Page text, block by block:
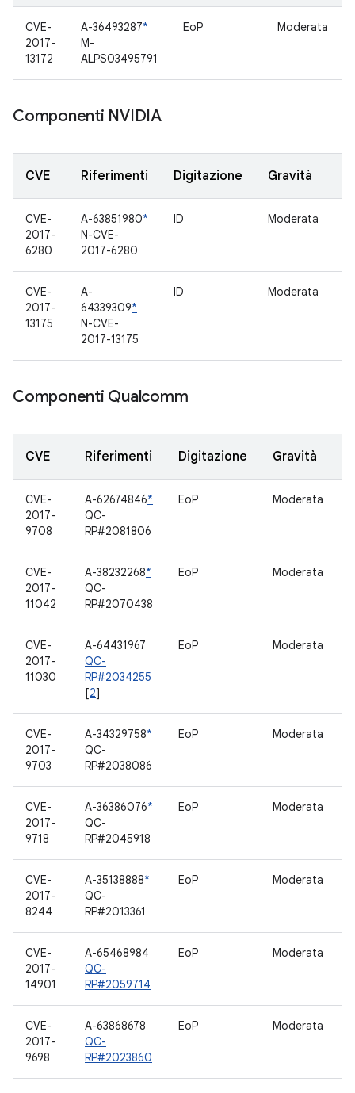
CVE-
2017-
13172
A-36493287*
M-
ALPS03495791
EoP Moderata
Componenti NVIDIA
CVE Riferimenti Digitazione Gravità
CVE-
2017-
6280
A-63851980*
N-CVE-
2017-6280
ID Moderata
CVE-
2017-
13175
A-
64339309*
N-CVE-
2017-13175
ID Moderata
Componenti Qualcomm
CVE Riferimenti Digitazione Gravità
CVE-
2017-
9708
A-62674846*
QC-
RP#2081806
EoP Moderata
CVE-
2017-
11042
A-38232268*
QC-
RP#2070438
EoP Moderata
CVE-
2017-
11030
A-64431967
QC-
RP#2034255
[2]
EoP Moderata
CVE-
2017-
9703
A-34329758*
QC-
RP#2038086
EoP Moderata
CVE-
2017-
9718
A-36386076*
QC-
RP#2045918
EoP Moderata
CVE-
2017-
8244
A-35138888*
QC-
RP#2013361
EoP Moderata
CVE-
2017-
14901
A-65468984
QC-
RP#2059714
EoP Moderata
CVE-
2017-
9698
A-63868678
QC-
RP#2023860
EoP Moderata